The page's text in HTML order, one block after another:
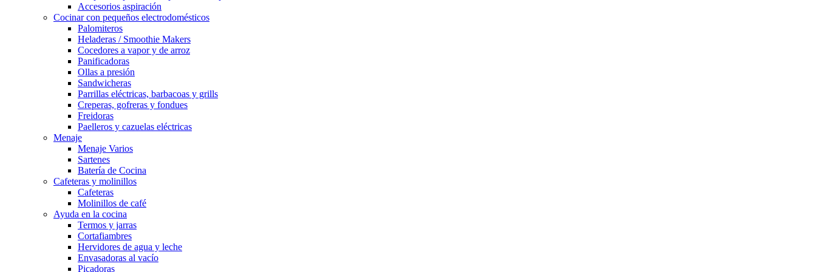
Accesorios aspiración
Cocinar con pequeños electrodomésticos
Palomiteros
Heladeras / Smoothie Makers
Cocedores a vapor y de arroz
Panificadoras
Ollas a presión
Sandwicheras
Parrillas eléctricas, barbacoas y grills
Creperas, gofreras y fondues
Freidoras
Paelleros y cazuelas eléctricas
Menaje
Menaje Varios
Sartenes
Batería de Cocina
Cafeteras y molinillos
Cafeteras
Molinillos de café
Ayuda en la cocina
Termos y jarras
Cortafiambres
Hervidores de agua y leche
Envasadoras al vacío
Picadoras